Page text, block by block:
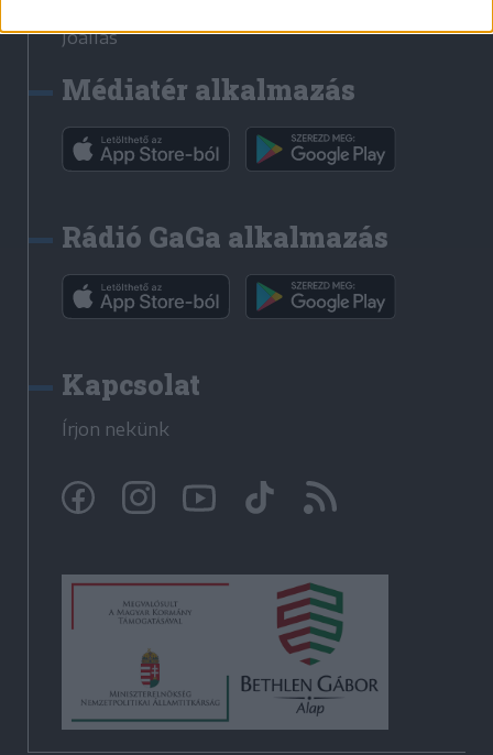
Jóállás
Médiatér alkalmazás
Rádió GaGa alkalmazás
Kapcsolat
Írjon nekünk